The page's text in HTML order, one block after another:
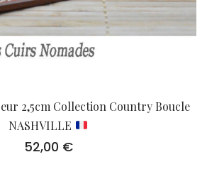
2,5cm Collection Country Boucle
NASHVILLE
52,00 €